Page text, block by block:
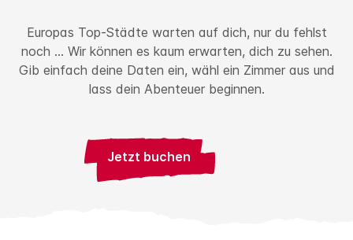
Europas Top-Städte warten auf dich, nur du fehlst
noch ... Wir können es kaum erwarten, dich zu sehen.
Gib einfach deine Daten ein, wähl ein Zimmer aus und
lass dein Abenteuer beginnen.
Jetzt buchen